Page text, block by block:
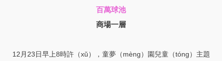
百萬球池
商場一層
12月23日早上8時許（xǔ），童夢（mèng）園兒童（tóng）主題